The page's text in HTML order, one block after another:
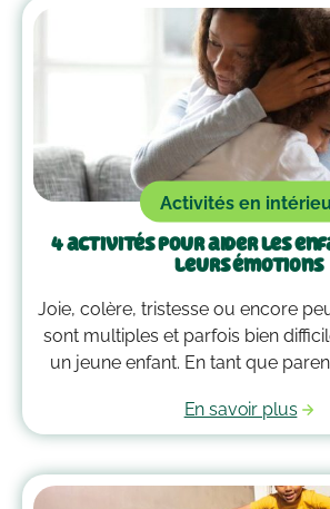
Activités en
4 activités pour aider les
leurs émotions
Joie, colère, tristesse ou encore
sont multiples et parfois bien
un jeune enfant. En tant que
plus d’un tour dans votre
accompagner. Voici quelques
vous guider dans la gestion des
enfants !
En savoir plus